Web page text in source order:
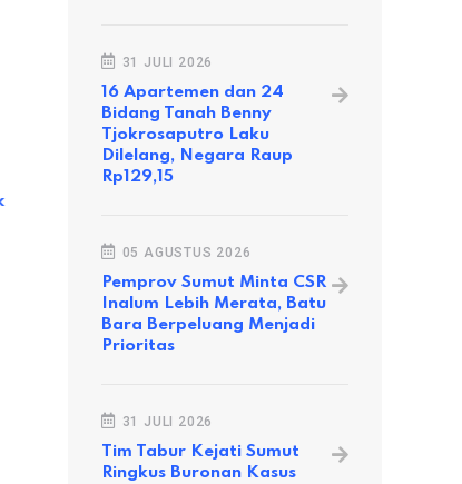
NASIONAL
26 NOVEMBER 2020
31 JULI 2026
16 Apartemen dan 24
Bidang Tanah Benny
Tjokrosaputro Laku
Dilelang, Negara Raup
Rp129,15
05 AGUSTUS 2026
Pemprov Sumut Minta CSR
Inalum Lebih Merata, Batu
Bara Berpeluang Menjadi
Prioritas
31 JULI 2026
Tim Tabur Kejati Sumut
Ringkus Buronan Kasus